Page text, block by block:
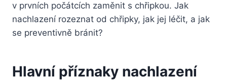
v prvních počátcích zaměnit s chřipkou. Jak
nachlazení rozeznat od chřipky, jak jej léčit, a jak
se preventivně bránit?
Hlavní příznaky nachlazení